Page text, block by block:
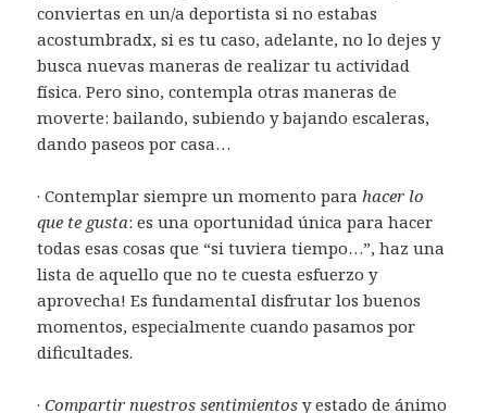
conviertas en un/a deportista si no estabas
acostumbradx, si es tu caso, adelante, no lo dejes y
busca nuevas maneras de realizar tu actividad
física. Pero sino, contempla otras maneras de
moverte: bailando, subiendo y bajando escaleras,
dando paseos por casa…
· Contemplar siempre un momento para hacer lo
que te gusta: es una oportunidad única para hacer
todas esas cosas que “si tuviera tiempo…”, haz una
lista de aquello que no te cuesta esfuerzo y
aprovecha! Es fundamental disfrutar los buenos
momentos, especialmente cuando pasamos por
dificultades.
·Compartir nuestros sentimientosy estado de ánimo